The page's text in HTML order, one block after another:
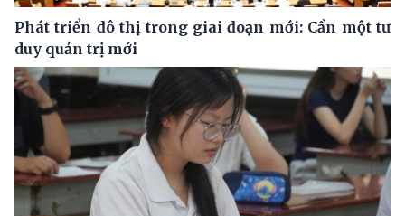
Phát triển đô thị trong giai đoạn mới: Cần một tư
duy quản trị mới